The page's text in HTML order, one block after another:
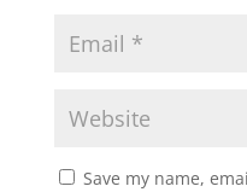
Save my name,